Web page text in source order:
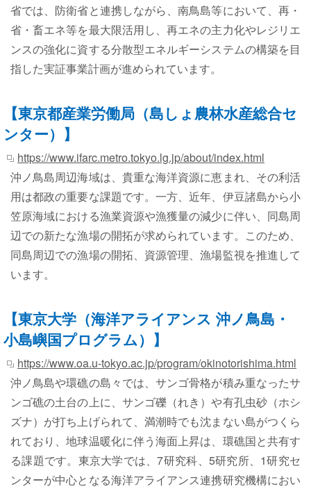
省では、防衛省と連携しながら、南鳥島等において、再・
省・畜エネ等を最大限活用し、再エネの主力化やレジリエ
ンスの強化に資する分散型エネルギーシステムの構築を目
指した実証事業計画が進められています。
【東京都産業労働局（島しょ農林水産総合セ
ンター）】
https://www.ifarc.metro.tokyo.lg.jp/about/index.html
沖ノ鳥島周辺海域は、貴重な海洋資源に恵まれ、その利活
用は都政の重要な課題です。一方、近年、伊豆諸島から小
笠原海域における漁業資源や漁獲量の減少に伴い、同島周
辺での新たな漁場の開拓が求められています。このため、
同島周辺での漁場の開拓、資源管理、漁場監視を推進して
います。
【東京大学（海洋アライアンス 沖ノ鳥島・
小島嶼国プログラム）】
https://www.oa.u-tokyo.ac.jp/program/okinotorishima.html
沖ノ鳥島や環礁の島々では、サンゴ骨格が積み重なったサ
ンゴ礁の土台の上に、サンゴ礫（れき）や有孔虫砂（ホシ
ズナ）が打ち上げられて、満潮時でも沈まない島がつくら
れており、地球温暖化に伴う海面上昇は、環礁国と共有す
る課題です。東京大学では、7研究科、5研究所、1研究セ
ンターが中心となる海洋アライアンス連携研究機構におい